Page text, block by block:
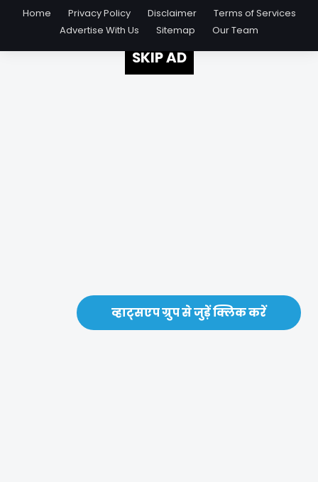
व्हाट्सएप ग्रुप से जुड़ें क्लिक करें
Home
Privacy Policy Disclaimer
Terms of Services
Advertise With Us
Sitemap Our Team
SKIP AD